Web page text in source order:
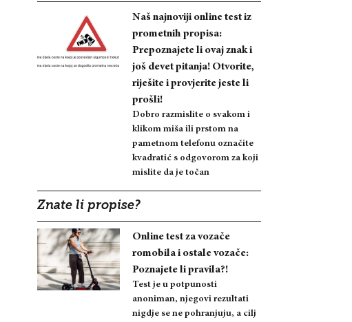
Naš najnoviji online test iz
prometnih propisa:
Prepoznajete li ovaj znak i
još devet pitanja! Otvorite,
riješite i provjerite jeste li
prošli!
Dobro razmislite o svakom i
klikom miša ili prstom na
pametnom telefonu označite
kvadratić s odgovorom za koji
mislite da je točan
Znate li propise?
Online test za vozače
romobila i ostale vozače:
Poznajete li pravila?!
Test je u potpunosti
anoniman, njegovi rezultati
nigdje se ne pohranjuju, a cilj